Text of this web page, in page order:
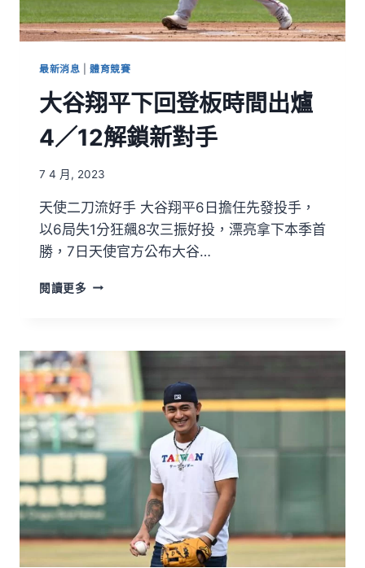
最新消息 |體育競賽
大谷翔平下回登板時間出爐
4／12解鎖新對手
7 4 月, 2023
天使二刀流好手 大谷翔平6日擔任先發投手，
以6局失1分狂飆8次三振好投，漂亮拿下本季首
勝，7日天使官方公布大谷…
閱讀更多